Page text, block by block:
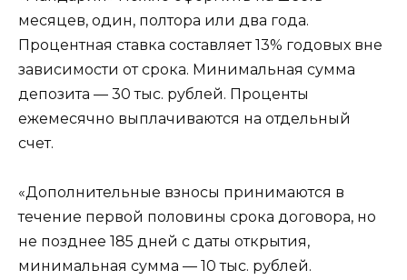
месяцев, один, полтора или два года.
Процентная ставка составляет 13% годовых вне
зависимости от срока. Минимальная сумма
депозита — 30 тыс. рублей. Проценты
ежемесячно выплачиваются на отдельный
счет.
«Дополнительные взносы принимаются в
течение первой половины срока договора, но
не позднее 185 дней с даты открытия,
минимальная сумма — 10 тыс. рублей.